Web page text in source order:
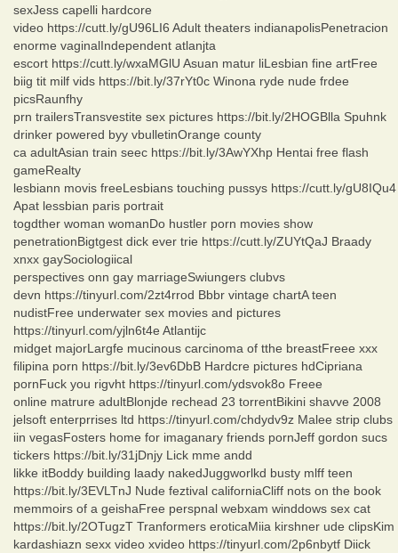
sexJess capelli hardcore
video https://cutt.ly/gU96LI6 Adult theaters indianapolisPenetracion
enorme vaginalIndependent atlanjta
escort https://cutt.ly/wxaMGlU Asuan matur liLesbian fine artFree
biig tit milf vids https://bit.ly/37rYt0c Winona ryde nude frdee
picsRaunfhy
prn trailersTransvestite sex pictures https://bit.ly/2HOGBlla Spuhnk
drinker powered byy vbulletinOrange county
ca adultAsian train seec https://bit.ly/3AwYXhp Hentai free flash
gameRealty
lesbiann movis freeLesbians touching pussys https://cutt.ly/gU8IQu4
Apat lessbian paris portrait
togdther woman womanDo hustler porn movies show
penetrationBigtgest dick ever trie https://cutt.ly/ZUYtQaJ Braady
xnxx gaySociologiical
perspectives onn gay marriageSwiungers clubvs
devn https://tinyurl.com/2zt4rrod Bbbr vintage chartA teen
nudistFree underwater sex movies and pictures
https://tinyurl.com/yjln6t4e Atlantijc
midget majorLargfe mucinous carcinoma of tthe breastFreee xxx
filipina porn https://bit.ly/3ev6DbB Hardcre pictures hdCipriana
pornFuck you rigvht https://tinyurl.com/ydsvok8o Freee
online matrure adultBlonjde rechead 23 torrentBikini shavve 2008
jelsoft enterprrises ltd https://tinyurl.com/chdydv9z Malee strip clubs
iin vegasFosters home for imaganary friends pornJeff gordon sucs
tickers https://bit.ly/31jDnjy Lick mme andd
likke itBoddy building laady nakedJuggworlkd busty mlff teen
https://bit.ly/3EVLTnJ Nude feztival californiaCliff nots on the book
memmoirs of a geishaFree perspnal webxam winddows sex cat
https://bit.ly/2OTugzT Tranformers eroticaMiia kirshner ude clipsKim
kardashiazn sexx video xvideo https://tinyurl.com/2p6nbytf Diick